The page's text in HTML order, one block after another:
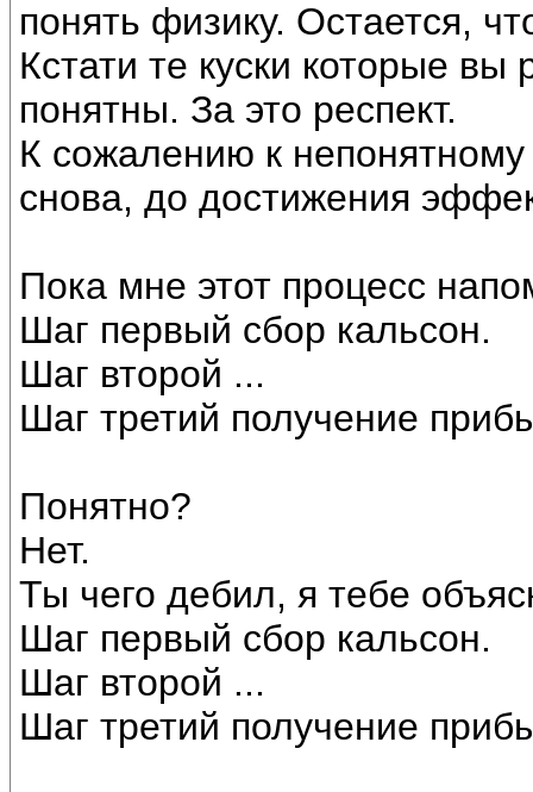
понять физику. Остается,
Кстати те куски которые
понятны. За это респект.
К сожалению к
снова, до достижения
Пока мне этот процесс
Шаг первый сбор кальсон.
Шаг второй ...
Шаг третий получение
Понятно?
Нет.
Ты чего дебил, я тебе
Шаг первый сбор кальсон.
Шаг второй ...
Шаг третий получение